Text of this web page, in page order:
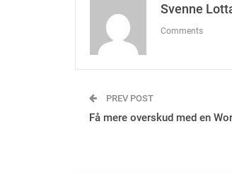
Svenne
Comments
PREV POST
Få mere overskud med en